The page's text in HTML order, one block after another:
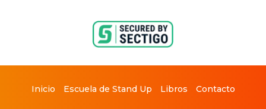
Inicio Escuela de Stand Up Libros Contacto